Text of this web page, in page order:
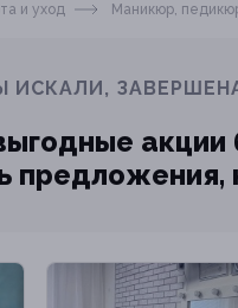
и уход Маникюр,
ИСКАЛИ,
акции
предложения,